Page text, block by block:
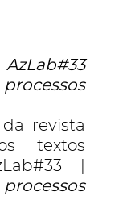
AzLab#33
revista
textos
|